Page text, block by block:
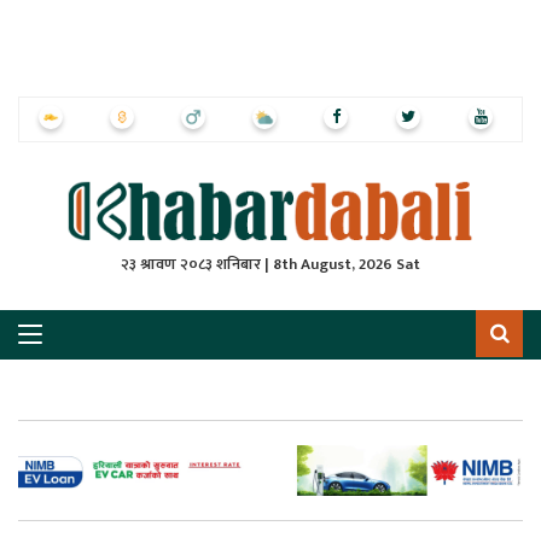
२३ श्रावण २०८३ शनिबार | 8th August, 2026 Sat